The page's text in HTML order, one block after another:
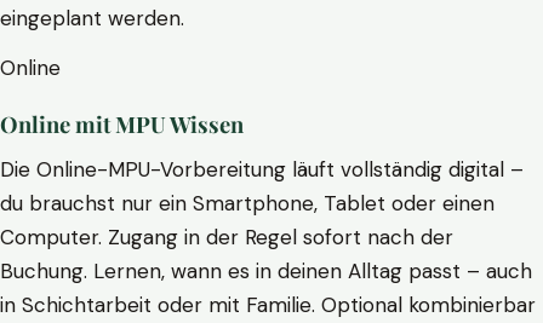
eingeplant werden.
Online
Online mit MPU Wissen
Die Online-MPU-Vorbereitung läuft vollständig digital –
du brauchst nur ein Smartphone, Tablet oder einen
Computer. Zugang in der Regel sofort nach der
Buchung. Lernen, wann es in deinen Alltag passt – auch
in Schichtarbeit oder mit Familie. Optional kombinierbar